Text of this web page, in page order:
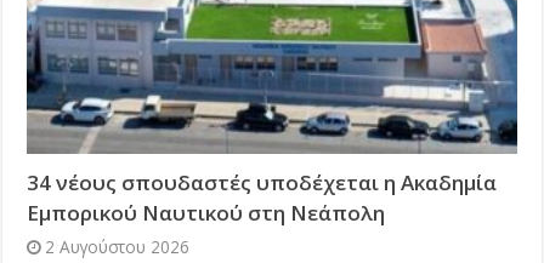
34 νέους σπουδαστές υποδέχεται η Ακαδημία
Εμπορικού Ναυτικού στη Νεάπολη
2 Αυγούστου 2026